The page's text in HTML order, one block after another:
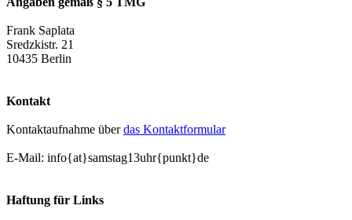
Frank Saplata
Sredzkistr. 21
10435 Berlin
Kontakt
Kontaktaufnahme überdas Kontaktformular
E-Mail: info{at}samstag13uhr{punkt}de
Haftung für Links